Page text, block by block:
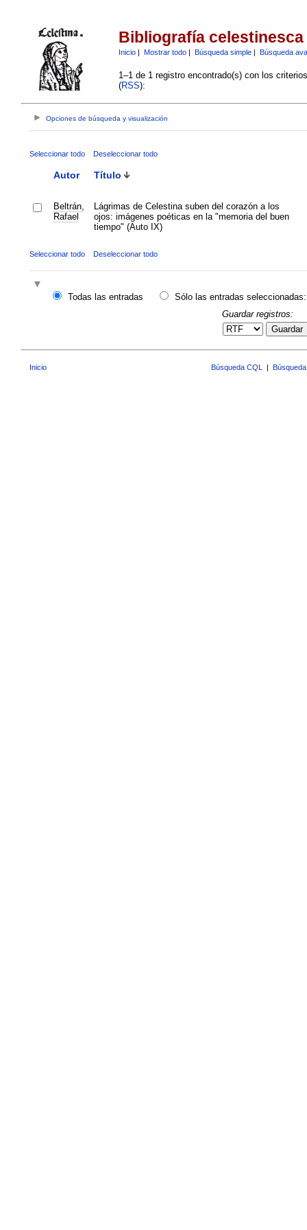
Bibliografía celestinesca
Inicio| Mostrar todo| Búsqueda simple| Búsqueda
1–1 de 1 registro encontrado(s) con los
(RSS):
Opciones de búsqueda y visualización
Seleccionar todo Deseleccionar todo
Autor Título
Beltrán,
Rafael
Lágrimas de Celestina suben del corazón a los
ojos: imágenes poéticas en la "memoria del buen
tiempo" (Auto IX)
Seleccionar todo Deseleccionar todo
Todas las entradas
Sólo las entradas seleccionadas:
Guardar registros:
Guardar
Inicio Búsqueda CQL